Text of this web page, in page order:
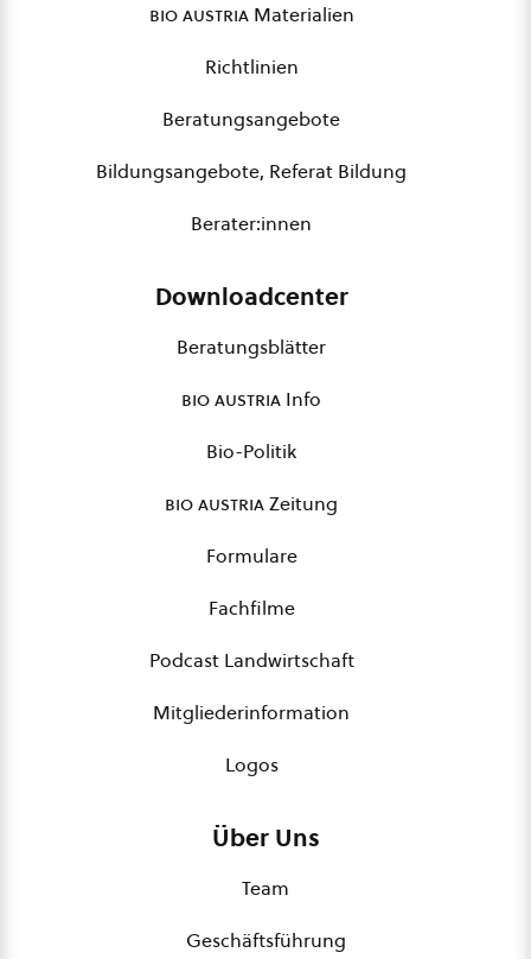
bio austriaMaterialien
Richtlinien
Beratungsangebote
Bildungsangebote, Referat Bildung
Berater:innen
Downloadcenter
Beratungsblätter
bio austria Info
Bio-Politik
bio austriaZeitung
Formulare
Fachfilme
Podcast Landwirtschaft
Mitgliederinformation
Logos
Über Uns
Team
Geschäftsführung